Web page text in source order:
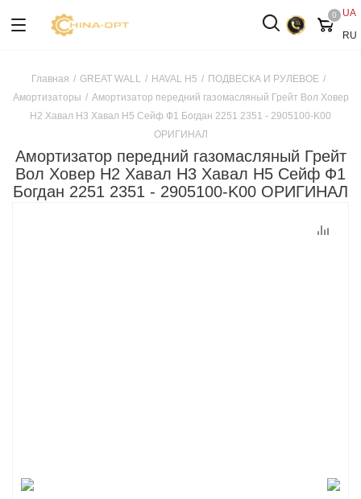
UA
RU
0
Главная / GREAT WALL / HAVAL H5 / ПОДВЕСКА И РУЛЕВОЕ /
Амортизаторы / Амортизатор передний газомасляный Грейт Вол Ховер
H2 Хавал H3 Хавал H5 Сейф Ф1 Богдан 2251 2351 - 2905100-K00
ОРИГИНАЛ
Амортизатор передний газомасляный Грейт
Вол Ховер H2 Хавал H3 Хавал H5 Сейф Ф1
Богдан 2251 2351 - 2905100-K00 ОРИГИНАЛ